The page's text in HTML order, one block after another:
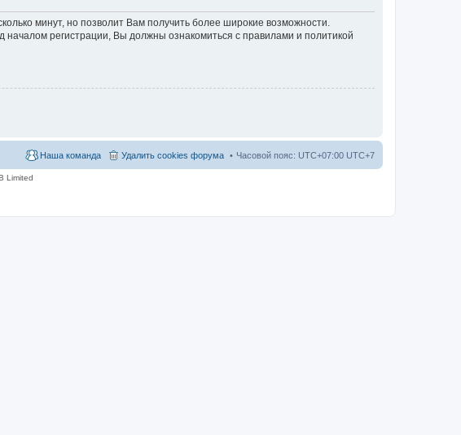
минут, но позволит Вам получить более широкие возможности.
регистрации, Вы должны ознакомиться с правилами и политикой
Часовой пояс: UTC+07:00 UTC+7
Удалить cookies форума
Наша команда
Limited